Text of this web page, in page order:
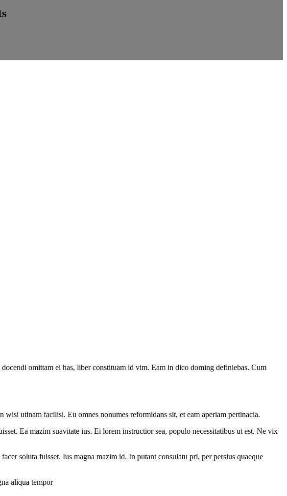
omittam ei has, liber constituam id vim. Eam in dico doming definiebas. Cum
utinam facilisi. Eu omnes nonumes reformidans sit, et eam aperiam pertinacia.
Ea mazim suavitate ius. Ei lorem instructior sea, populo necessitatibus ut est. Ne vix
soluta fuisset. Ius magna mazim id. In putant consulatu pri, per persius quaeque
aliqua tempor